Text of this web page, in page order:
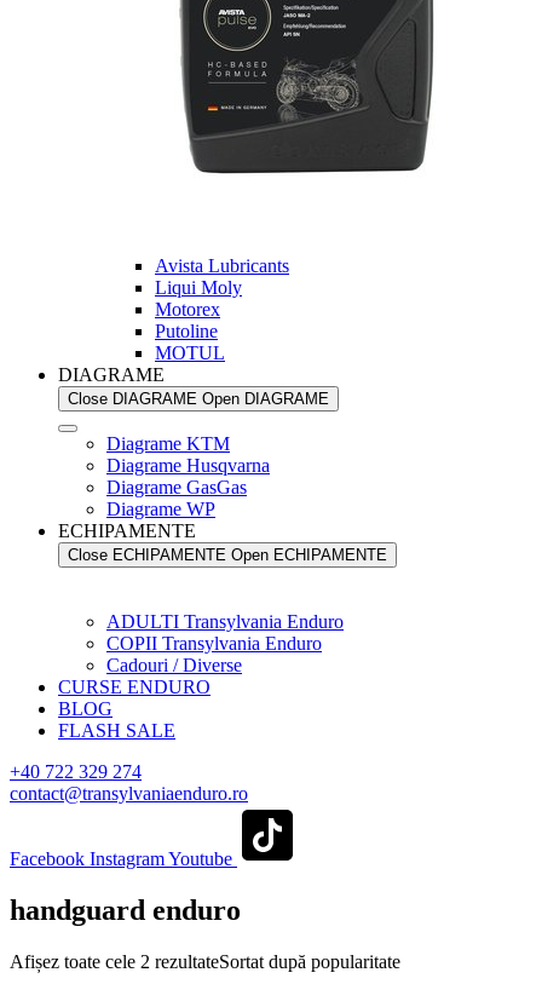
Avista Lubricants
Liqui Moly
Motorex
Putoline
MOTUL
DIAGRAME
Close DIAGRAME Open DIAGRAME
Diagrame KTM
Diagrame Husqvarna
Diagrame GasGas
Diagrame WP
ECHIPAMENTE
Close ECHIPAMENTE Open ECHIPAMENTE
ADULTI Transylvania Enduro
COPII Transylvania Enduro
Cadouri / Diverse
CURSE ENDURO
BLOG
FLASH SALE
+40 722 329 274
contact@transylvaniaenduro.ro
Facebook InstagramYoutube
handguard enduro
Afișez toate cele 2 rezultateSortat după popularitate